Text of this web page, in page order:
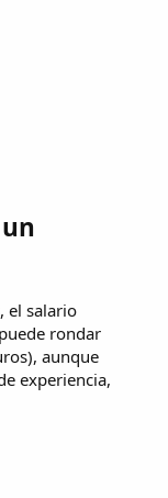
el salario
rondar
aunque
experiencia,